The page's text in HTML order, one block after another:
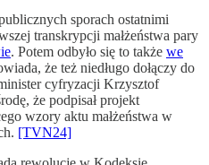
sporach ostatnimi
transkrypcji małżeństwa pary
. Potem odbyło się to także we
że też niedługo dołączy do
cyfryzacji Krzysztof
że podpisał projekt
wzory aktu małżeństwa w
[TVN24]